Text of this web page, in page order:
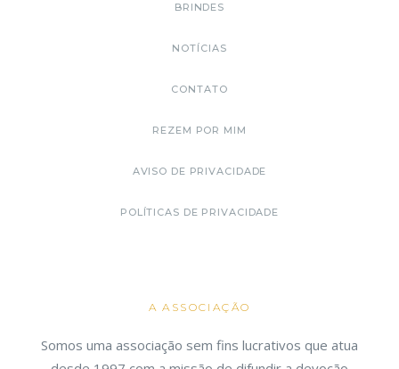
BRINDES
NOTÍCIAS
CONTATO
REZEM POR MIM
AVISO DE PRIVACIDADE
POLÍTICAS DE PRIVACIDADE
A ASSOCIAÇÃO
Somos uma associação sem fins lucrativos que atua